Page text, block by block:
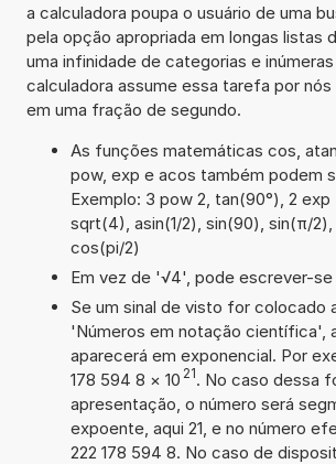
a calculadora poupa o usuário de uma
pela opção apropriada em longas listas
uma infinidade de categorias e
calculadora assume essa tarefa por nós
em uma fração de segundo.
As funções matemáticas cos,
pow, exp e acos também podem
Exemplo: 3 pow 2, tan(90°), 2 exp
sqrt(4), asin(1/2), sin(90), sin(π/2),
cos(pi/2)
Em vez de '√4', pode escrever-
Se um sinal de visto for colocado
'Números em notação científica',
aparecerá em exponencial. Por
178 594 8 × 10 21. No caso dessa
apresentação, o número será
expoente, aqui 21, e no número
222 178 594 8. No caso de